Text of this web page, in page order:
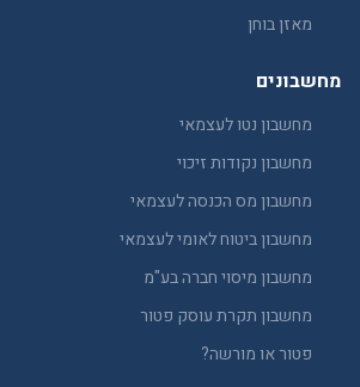
מאזן בוחן
מחשבונים
מחשבון נטו לעצמאי
מחשבון נקודות זיכוי
מחשבון מס הכנסה לעצמאי
מחשבון ביטוח לאומי לעצמאי
מחשבון מיסוי חברה בע"מ
מחשבון תקרת עוסק פטור
פטור או מורשה?